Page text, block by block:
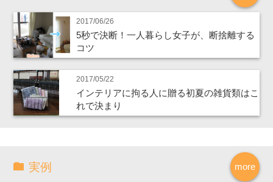
2017/06/26
5秒で決断！一人暮らし女子が、断捨離する
コツ
2017/05/22
インテリアに拘る人に贈る初夏の雑貨類はこ
れで決まり
more
実例